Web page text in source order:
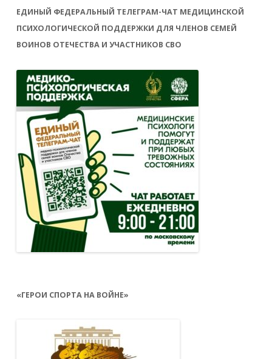
ЕДИНЫЙ ФЕДЕРАЛЬНЫЙ ТЕЛЕГРАМ-ЧАТ МЕДИЦИНСКОЙ
ПСИХОЛОГИЧЕСКОЙ ПОДДЕРЖКИ ДЛЯ ЧЛЕНОВ СЕМЕЙ
ВОИНОВ ОТЕЧЕСТВА И УЧАСТНИКОВ СВО
«ГЕРОИ СПОРТА НА ВОЙНЕ»